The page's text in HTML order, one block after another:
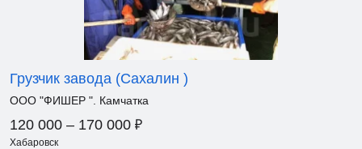
Грузчик завода (Сахалин )
ООО "ФИШЕР ". Камчатка
120 000 – 170 000 ₽
Хабаровск